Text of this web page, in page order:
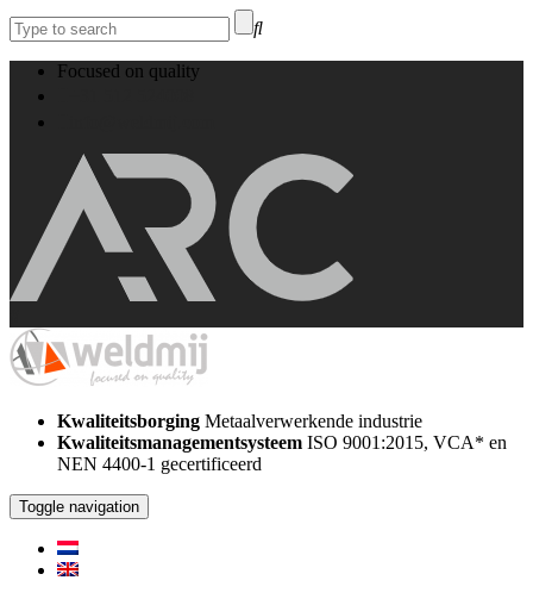
Focused on quality
Kwaliteitsborging Metaalverwerkende industrie
Kwaliteitsmanagementsysteem ISO 9001:2015, VCA* en
NEN 4400-1 gecertificeerd
Toggle navigation